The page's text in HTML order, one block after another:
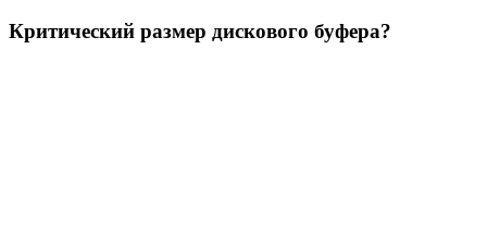
Критический размер дискового буфера?